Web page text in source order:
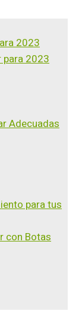
2023
para 2023
Adecuadas
para tus
con Botas